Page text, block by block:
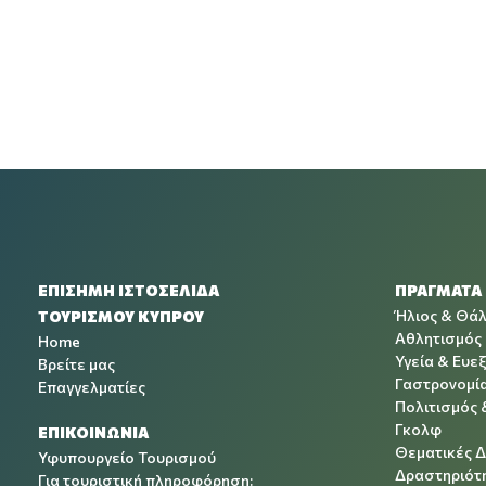
ΕΠΙΣΗΜΗ ΙΣΤΟΣΕΛΙΔΑ
ΤΟΥΡΙΣΜΟΥ ΚΥΠΡΟΥ
Home
Βρείτε μας
Επαγγελματίες
ΕΠΙΚΟΙΝΩΝΙΑ
Υφυπουργείο Τουρισμού
Για τουριστική πληροφόρηση:
Ήλιος &
Υγεία &
Πολιτισμός
Γκολφ
Θεματικές